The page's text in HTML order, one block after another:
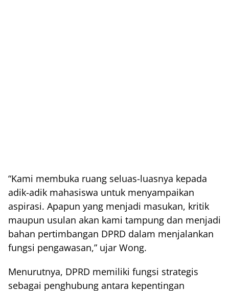
“Kami membuka ruang seluas-luasnya kepada
adik-adik mahasiswa untuk menyampaikan
aspirasi. Apapun yang menjadi masukan, kritik
maupun usulan akan kami tampung dan menjadi
bahan pertimbangan DPRD dalam menjalankan
fungsi pengawasan,” ujar Wong.
Menurutnya, DPRD memiliki fungsi strategis
sebagai penghubung antara kepentingan